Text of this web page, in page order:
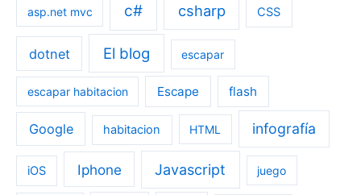
asp.net mvc c# csharp CSS
dotnet El blog escapar
escapar habitacion Escape flash
Google habitacion HTML infografía
iOS Iphone Javascript juego